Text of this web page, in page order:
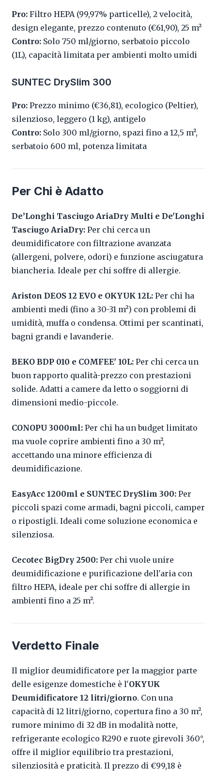
Pro: Filtro HEPA (99,97% particelle), 2 velocità,
design elegante, prezzo contenuto (€61,90), 25 m²
Contro: Solo 750 ml/giorno, serbatoio piccolo
(1L), capacità limitata per ambienti molto umidi
SUNTEC DrySlim 300
Pro: Prezzo minimo (€36,81), ecologico (Peltier),
silenzioso, leggero (1 kg), antigelo
Contro: Solo 300 ml/giorno, spazi fino a 12,5 m²,
serbatoio 600 ml, potenza limitata
Per Chi è Adatto
De’Longhi Tasciugo AriaDry Multi e De'Longhi
Tasciugo AriaDry: Per chi cerca un
deumidificatore con filtrazione avanzata
(allergeni, polvere, odori) e funzione asciugatura
biancheria. Ideale per chi soffre di allergie.
Ariston DEOS 12 EVO e OKYUK 12L: Per chi ha
ambienti medi (fino a 30-31 m²) con problemi di
umidità, muffa o condensa. Ottimi per scantinati,
bagni grandi e lavanderie.
BEKO BDP 010 e COMFEE' 10L: Per chi cerca un
buon rapporto qualità-prezzo con prestazioni
solide. Adatti a camere da letto o soggiorni di
dimensioni medio-piccole.
CONOPU 3000ml: Per chi ha un budget limitato
ma vuole coprire ambienti fino a 30 m²,
accettando una minore efficienza di
deumidificazione.
EasyAcc 1200ml e SUNTEC DrySlim 300: Per
piccoli spazi come armadi, bagni piccoli, camper
o ripostigli. Ideali come soluzione economica e
silenziosa.
Cecotec BigDry 2500: Per chi vuole unire
deumidificazione e purificazione dell'aria con
filtro HEPA, ideale per chi soffre di allergie in
ambienti fino a 25 m².
Verdetto Finale
Il miglior deumidificatore per la maggior parte
delle esigenze domestiche è l'OKYUK
Deumidificatore 12 litri/giorno. Con una
capacità di 12 litri/giorno, copertura fino a 30 m²,
rumore minimo di 32 dB in modalità notte,
refrigerante ecologico R290 e ruote girevoli 360°,
offre il miglior equilibrio tra prestazioni,
silenziosità e praticità. Il prezzo di €99,18 è